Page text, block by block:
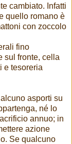
cambiato. Infatti
quello romano è
con zoccolo
fino
sul fronte, cella
e tesoreria
asporti su
né lo
annuo; in
azione
Se qualcuno